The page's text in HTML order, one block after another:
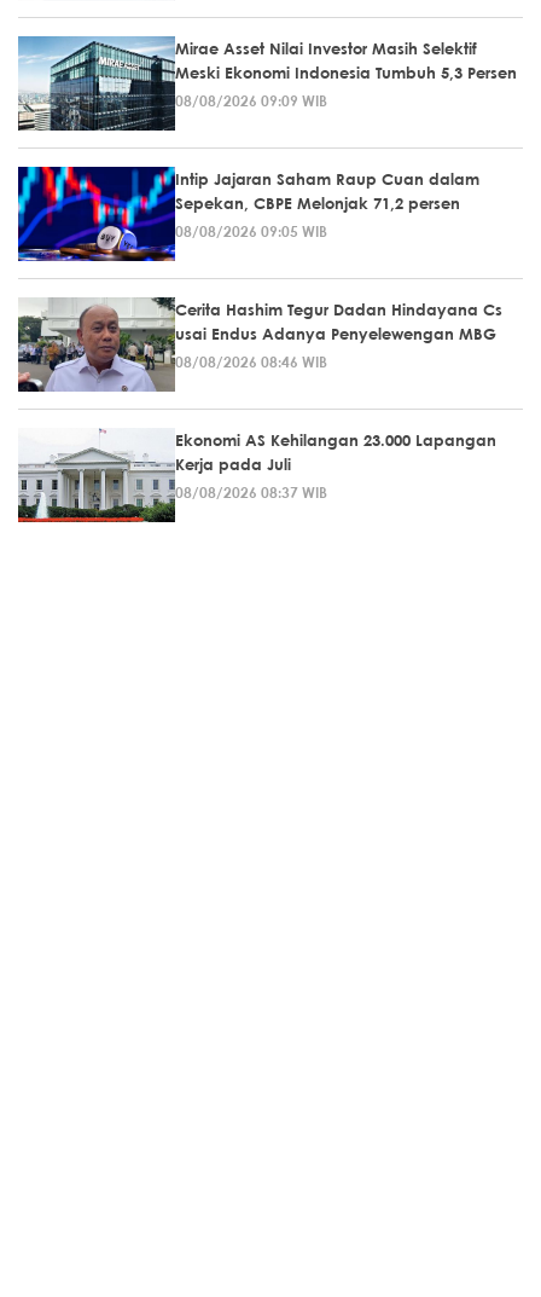
Mirae Asset Nilai Investor Masih Selektif
Meski Ekonomi Indonesia Tumbuh 5,3 Persen
08/08/2026 09:09 WIB
Intip Jajaran Saham Raup Cuan dalam
Sepekan, CBPE Melonjak 71,2 persen
08/08/2026 09:05 WIB
Cerita Hashim Tegur Dadan Hindayana Cs
usai Endus Adanya Penyelewengan MBG
08/08/2026 08:46 WIB
Ekonomi AS Kehilangan 23.000 Lapangan
Kerja pada Juli
08/08/2026 08:37 WIB